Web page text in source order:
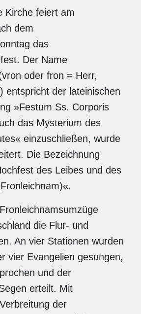
Kirche feiert am
dem
das
Der Name
oder fron = Herr,
entspricht der lateinischen
»Festum Ss. Corporis
das Mysterium des
einzuschließen, wurde
Die Bezeichnung
des Leibes und des
die Flur- und
An vier Stationen wurden
vier Evangelien gesungen,
und der
erteilt. Mit
der